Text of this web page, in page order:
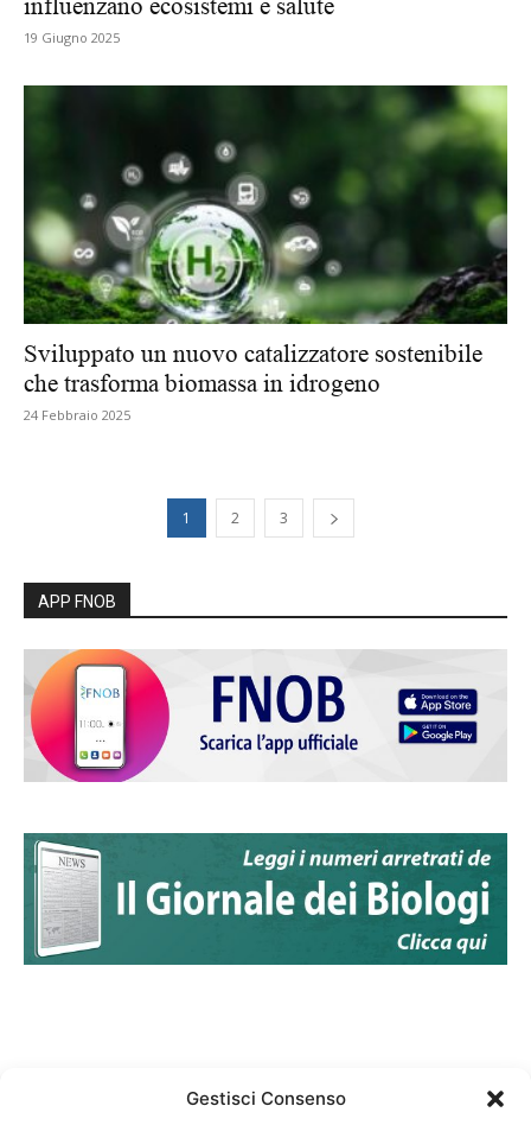
Gestisci Consenso
influenzano ecosistemi e salute
19 Giugno 2025
Sviluppato un nuovo catalizzatore sostenibile
che trasforma biomassa in idrogeno
24 Febbraio 2025
1 2 3
APP FNOB